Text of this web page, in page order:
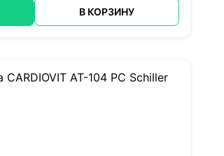
В КОРЗИНУ